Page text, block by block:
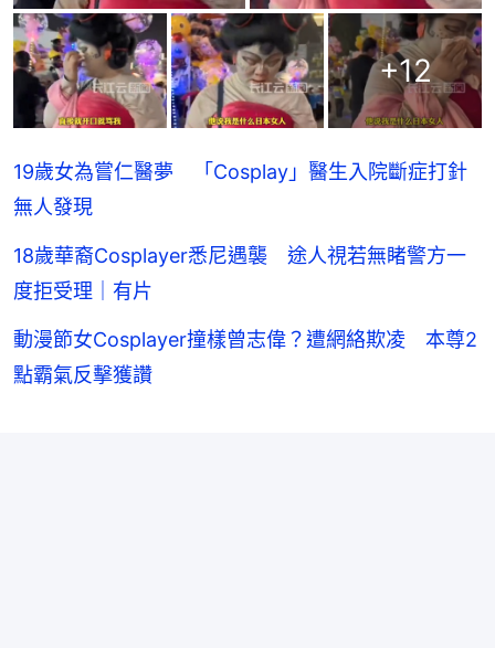
+12
19歲女為嘗仁醫夢 「Cosplay」醫生入院斷症打針
無人發現
18歲華裔Cosplayer悉尼遇襲 途人視若無睹警方一
度拒受理｜有片
動漫節女Cosplayer撞樣曾志偉？遭網絡欺凌 本尊2
點霸氣反擊獲讚